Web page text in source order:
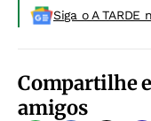
Siga o A TARDE
Compartilhe
amigos